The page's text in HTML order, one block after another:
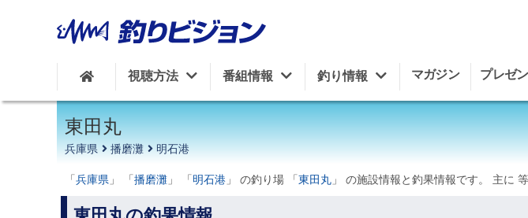
視聴方法 番組情報 釣り情報 マガジン プレゼ
東田丸
兵庫県 播磨灘 明石港
「 兵庫県 」 「 播磨灘 」 「 明石港 」 の釣り場 「 東田丸 」 の施設情報と釣果情報です。 主に